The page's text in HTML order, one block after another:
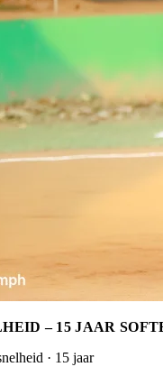
– 15 JAAR
· 15 jaar